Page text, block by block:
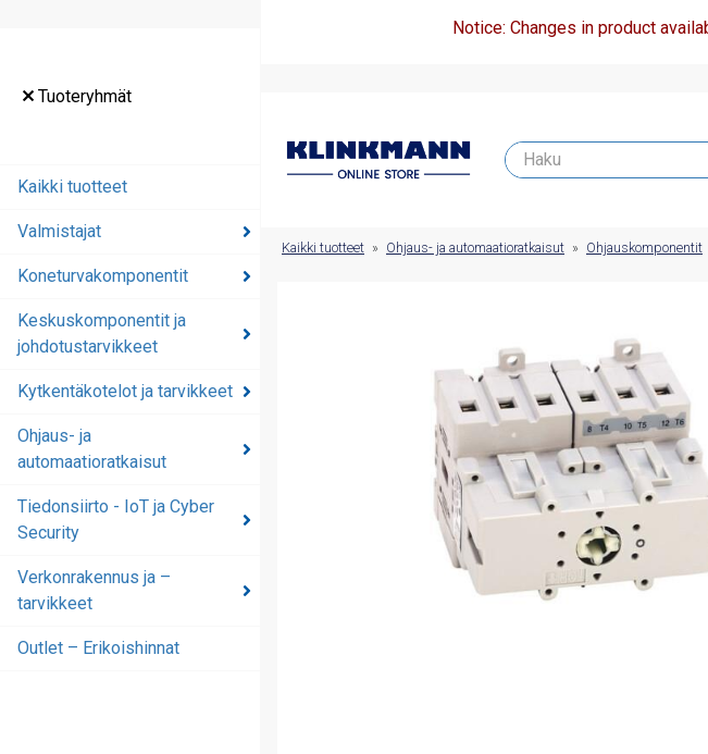
Tuoteryhmät
Kaikki tuotteet
Valmistajat
Koneturvakomponentit
Keskuskomponentit ja
johdotustarvikkeet
Kytkentäkotelot ja tarvikkeet
Ohjaus- ja
automaatioratkaisut
Tiedonsiirto - IoT ja Cyber
Security
Verkonrakennus ja –
tarvikkeet
Outlet – Erikoishinnat
Notice: Changes in product
Kaikki tuotteet » Ohjaus- ja automaatioratkaisut » Ohjauskomponentit